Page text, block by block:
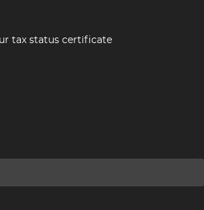
tax status certificate